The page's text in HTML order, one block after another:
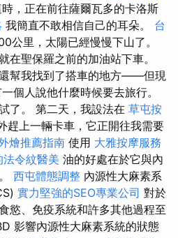
，正在前往薩爾瓦多的卡洛斯
我簡直不敢相信自己的耳朵。 台
公里，太陽已經慢慢下山了。
在聖保羅之前的加油站下車。
幫我找到了搭車的地方——但現
個人說他什麼時候要去旅行。
了。 第二天，我設法在 草屯按
趕上一輛卡車，它正開往我需要
燴推薦指南 使用 大雅按摩服務
法令紋醫美 油的好處在於它與內
西屯體態調整 內源性大麻素系
實力堅強的SEO專業公司 對於
慾、免疫系統和許多其他過程至
影響內源性大麻素系統的狀態